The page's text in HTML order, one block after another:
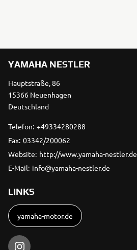
YAMAHA NESTLER
Hauptstraße, 86
15366 Neuenhagen
Deutschland
Telefon: +49334280288
Fax: 03342/200062
Website: http://www.yamaha-nestler.de
E-Mail: info@yamaha-nestler.de
LINKS
yamaha-motor.de